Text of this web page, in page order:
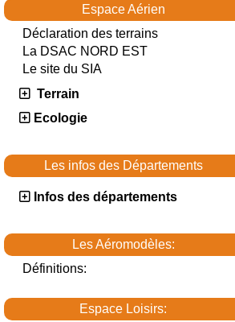
Espace Aérien
Déclaration des terrains
La DSAC NORD EST
Le site du SIA
Terrain
Ecologie
Les infos des Départements
Infos des départements
Les Aéromodèles:
Définitions:
Espace Loisirs: